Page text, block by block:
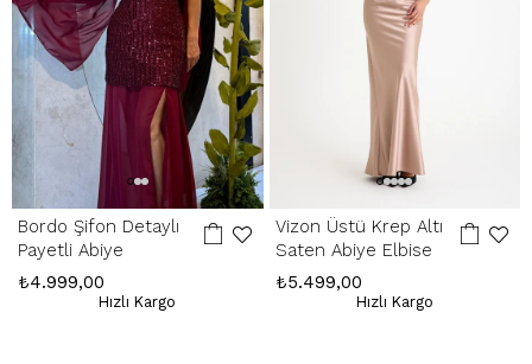
Whatsapp Çağrı Merkezi:
085053217175
Bordo Şifon Detaylı
Payetli Abiye
₺4.999,00
Hızlı Kargo
Vizon Üstü Krep Altı
Saten Abiye Elbise
₺5.499,00
Hızlı Kargo